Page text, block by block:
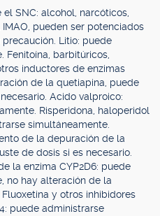
SNC: alcohol, narcóticos,
pueden ser potenciados
Litio: puede
Fenitoína, barbitúricos,
inductores de enzimas
de la quetiapina, puede
Acido valproico:
Risperidona, haloperidol
simultáneamente.
de la depuración de la
de dosis si es necesario.
la enzima CYP2D6: puede
no hay alteración de la
y otros inhibidores
puede administrarse